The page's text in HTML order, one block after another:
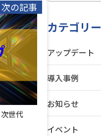
世代
次の記事
カテゴリー
アップデート
導入事例
お知らせ
イベント